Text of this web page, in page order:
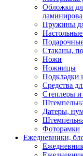
Обложки
Пружины
Стаканы,
Ножи
Ножницы
Подкладки
Средства
Степлеры и
Датеры,
Фоторамки
Ежедневники,